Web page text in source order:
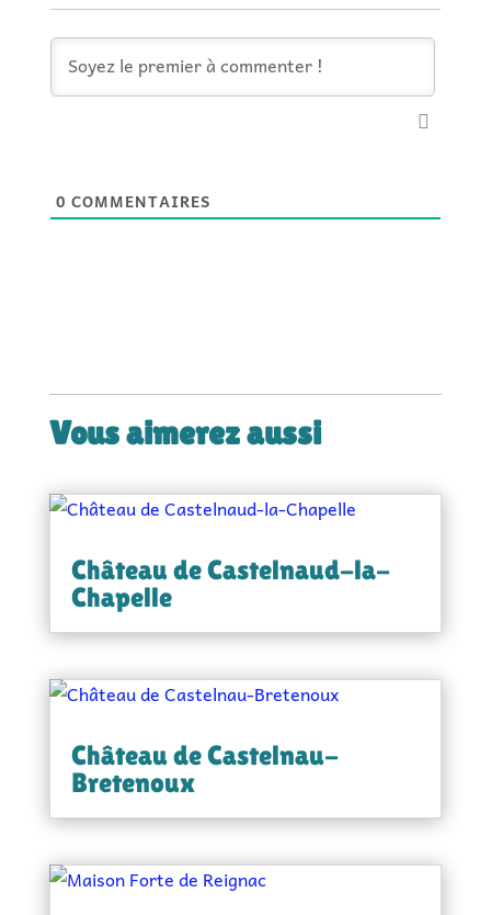
0 COMMENTAIRES
Vous aimerez aussi
Château de Castelnaud-la-
Chapelle
Château de Castelnau-
Bretenoux